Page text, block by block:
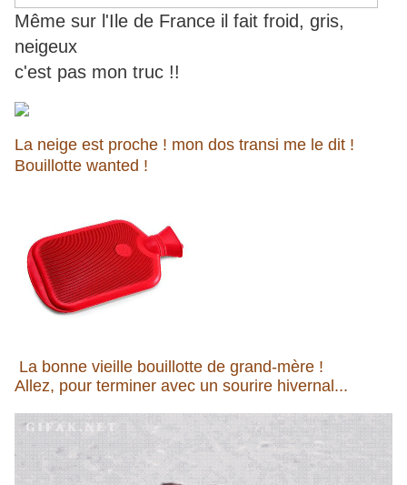
Même sur l'Ile de France il fait froid, gris,
neigeux
c'est pas mon truc !!
La neige est proche ! mon dos transi me le dit !
Bouillotte wanted !
La bonne vieille bouillotte de grand-mère !
Allez, pour terminer avec un sourire hivernal...